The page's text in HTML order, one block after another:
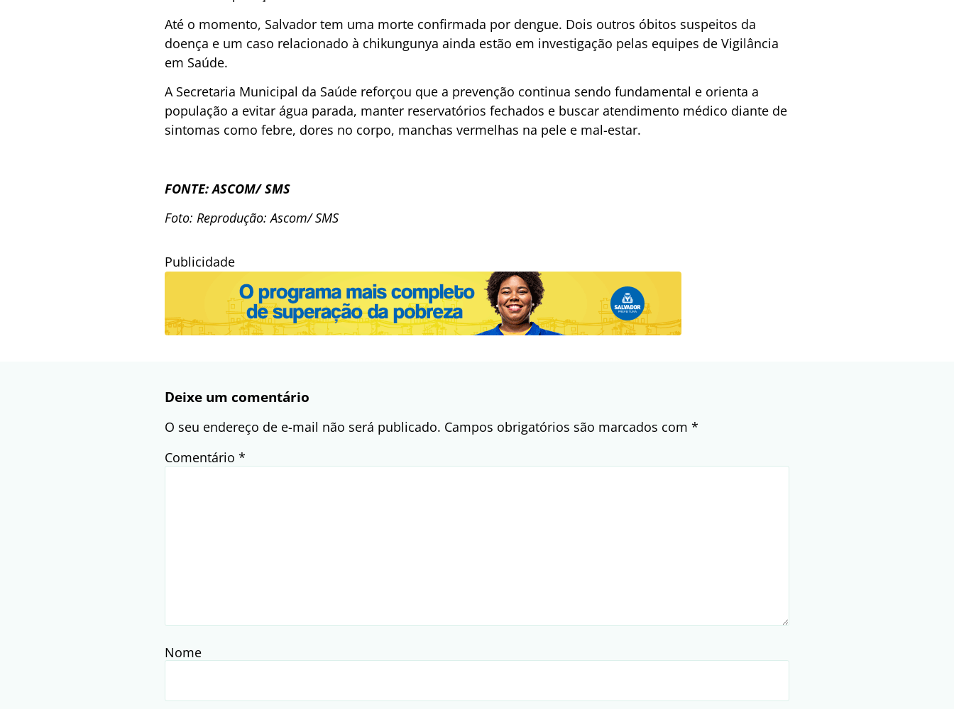
Até o momento, Salvador tem uma morte confirmada por dengue. Dois outros óbitos suspeitos da
doença e um caso relacionado à chikungunya ainda estão em investigação pelas equipes de Vigilância
em Saúde.
A Secretaria Municipal da Saúde reforçou que a prevenção continua sendo fundamental e orienta a
população a evitar água parada, manter reservatórios fechados e buscar atendimento médico diante de
sintomas como febre, dores no corpo, manchas vermelhas na pele e mal-estar.
FONTE: ASCOM/ SMS
Foto: Reprodução: Ascom/ SMS
Publicidade
Deixe um comentário
O seu endereço de e-mail não será publicado. Campos obrigatórios são marcados com *
Comentário *
Nome